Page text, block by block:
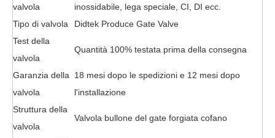
valvola
inossidabile, lega speciale, CI, DI ecc.
Tipo di valvola
Didtek Produce Gate Valve
Test della
valvola
Quantità 100% testata prima della consegna
Garanzia della
valvola
18 mesi dopo le spedizioni e 12 mesi dopo
l'installazione
Struttura della
valvola
Valvola bullone del gate forgiata cofano